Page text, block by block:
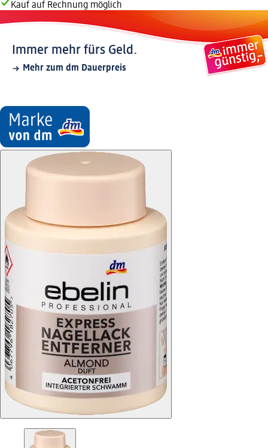
Kauf auf Rechnung möglich
Immer mehr fürs Geld.
Mehr zum dm Dauerpreis